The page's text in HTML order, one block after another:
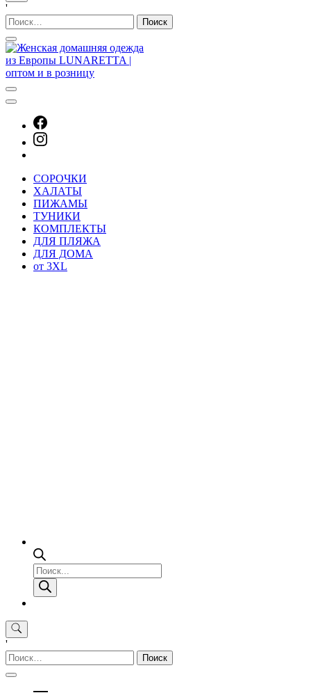
'
Найти:
СОРОЧКИ
ХАЛАТЫ
ПИЖАМЫ
ТУНИКИ
КОМПЛЕКТЫ
ДЛЯ ПЛЯЖА
ДЛЯ ДОМА
от 3XL
Поиск
товаров
'
Найти: